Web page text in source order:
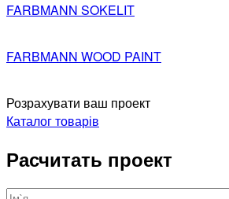
FARBMANN SOKELIT
FARBMANN WOOD PAINT
Розрахувати ваш проект
Каталог товарів
Расчитать проект